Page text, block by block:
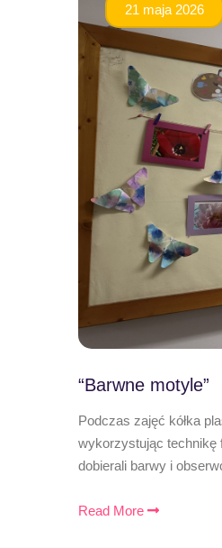
21 maja 2026
“Barwne motyle”
Podczas zajęć kółka
wykorzystując technikę
dobierali barwy i
Read More